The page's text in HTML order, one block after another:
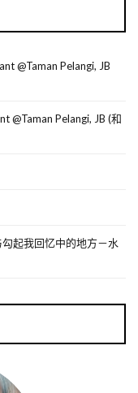
@Taman Pelangi, JB
@Taman Pelangi, JB (和
起我回忆中的地方－水